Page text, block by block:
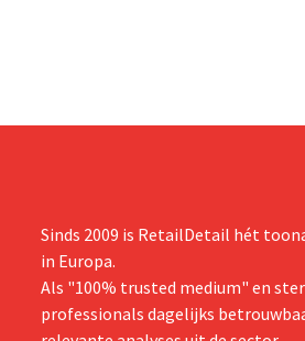
Sinds 2009 is RetailDetail hét
in Europa.
Als "100% trusted medium" en
professionals dagelijks